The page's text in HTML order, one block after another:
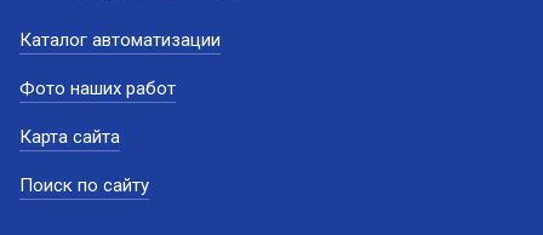
Каталог автоматизации
Фото наших работ
Карта сайта
Поиск по сайту